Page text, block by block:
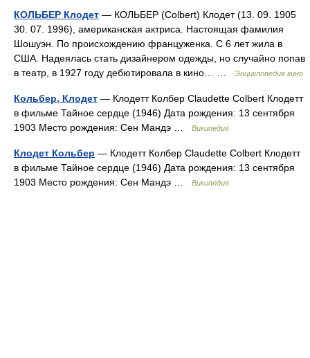
КОЛЬБЕР Клодет — КОЛЬБЕР (Colbert) Клодет (13. 09. 1905
30. 07. 1996), американская актриса. Настоящая фамилия
Шошуэн. По происхождению француженка. С 6 лет жила в
США. Надеялась стать дизайнером одежды, но случайно попав
в театр, в 1927 году дебютировала в кино… …
Энциклопедия кино
Кольбер, Клодет — Клодетт Колбер Claudette Colbert Клодетт
в фильме Тайное сердце (1946) Дата рождения: 13 сентября
1903 Место рождения: Сен Мандэ …
Википедия
Клодет Кольбер — Клодетт Колбер Claudette Colbert Клодетт
в фильме Тайное сердце (1946) Дата рождения: 13 сентября
1903 Место рождения: Сен Мандэ …
Википедия